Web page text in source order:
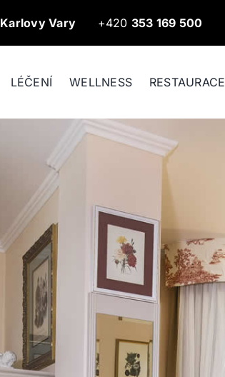
Karlovy Vary +420 353 169 500
LÉČENÍ WELLNESS RESTAURACE